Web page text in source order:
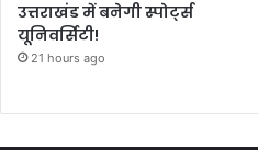
उत्तराखंड में बनेगी स्पोर्ट्स
यूनिवर्सिटी!
21 hours ago